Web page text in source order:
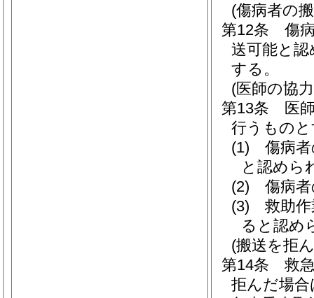
(傷病者の
第12条
傷
送可能と
する。
(医師の協
第13条
医
行うもの
(1)
傷病
と認めら
(2)
傷病
(3)
救助
ると認め
(搬送を拒
第14条
救
拒んだ場